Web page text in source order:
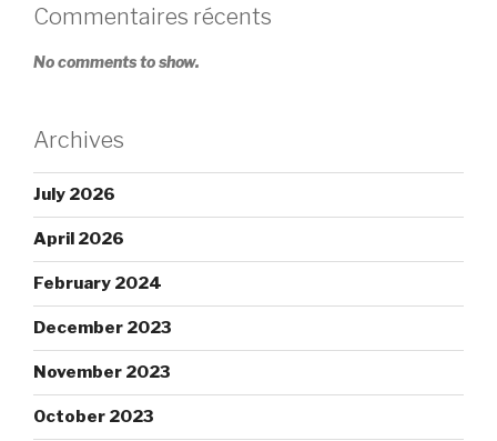
Commentaires récents
No comments to show.
Archives
July 2026
April 2026
February 2024
December 2023
November 2023
October 2023